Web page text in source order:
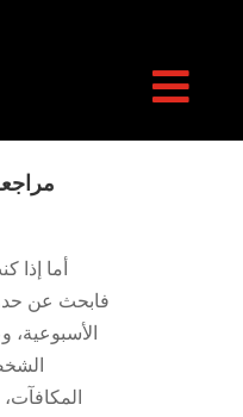

أما إذا
فابحث عن
الأسبوعية،